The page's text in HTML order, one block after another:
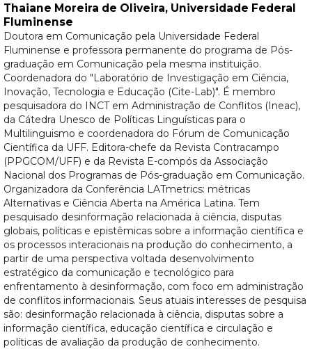
Thaiane Moreira de Oliveira, Universidade Federal
Fluminense
Doutora em Comunicação pela Universidade Federal
Fluminense e professora permanente do programa de Pós-
graduação em Comunicação pela mesma instituição.
Coordenadora do "Laboratório de Investigação em Ciência,
Inovação, Tecnologia e Educação (Cite-Lab)". É membro
pesquisadora do INCT em Administração de Conflitos (Ineac),
da Cátedra Unesco de Políticas Linguísticas para o
Multilinguismo e coordenadora do Fórum de Comunicação
Científica da UFF. Editora-chefe da Revista Contracampo
(PPGCOM/UFF) e da Revista E-compós da Associação
Nacional dos Programas de Pós-graduação em Comunicação.
Organizadora da Conferência LATmetrics: métricas
Alternativas e Ciência Aberta na América Latina. Tem
pesquisado desinformação relacionada à ciência, disputas
globais, políticas e epistêmicas sobre a informação científica e
os processos interacionais na produção do conhecimento, a
partir de uma perspectiva voltada desenvolvimento
estratégico da comunicação e tecnológico para
enfrentamento à desinformação, com foco em administração
de conflitos informacionais. Seus atuais interesses de pesquisa
são: desinformação relacionada à ciência, disputas sobre a
informação científica, educação científica e circulação e
políticas de avaliação da produção de conhecimento.